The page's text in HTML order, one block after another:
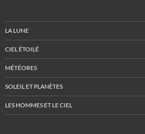
LA LUNE
CIEL ÉTOILÉ
MÉTÉORES
SOLEIL ET PLANÈTES
LES HOMMES ET LE CIEL